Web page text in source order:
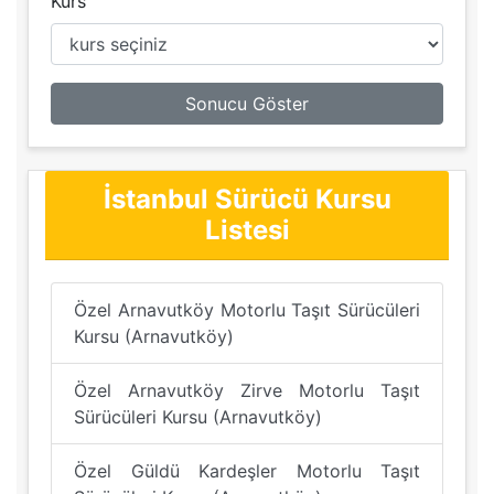
Sonucu Göster
İstanbul Sürücü Kursu
Listesi
Özel Arnavutköy Motorlu Taşıt Sürücüleri
Kursu (Arnavutköy)
Özel Arnavutköy Zirve Motorlu Taşıt
Sürücüleri Kursu (Arnavutköy)
Özel Güldü Kardeşler Motorlu Taşıt